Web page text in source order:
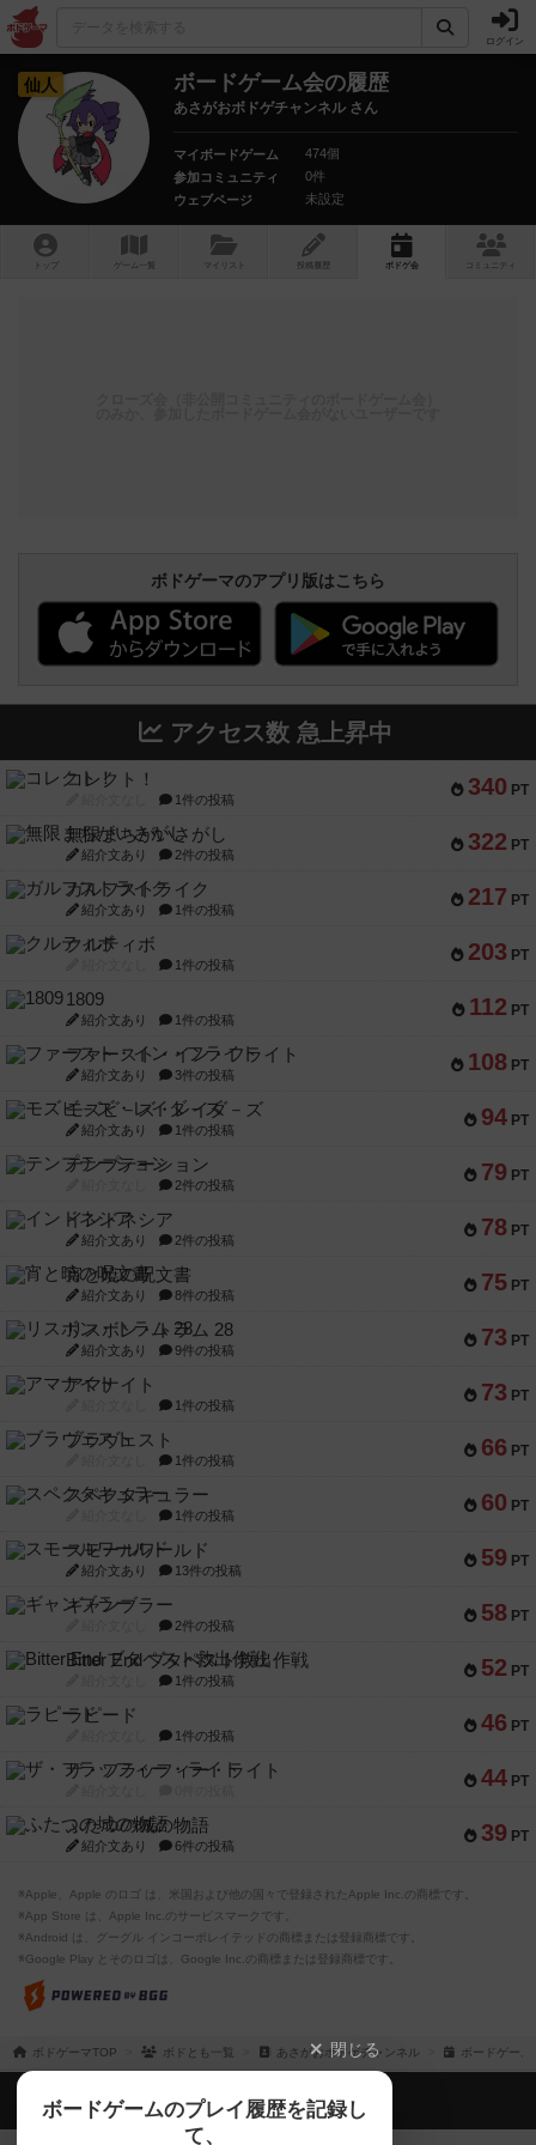
ログイン
仙人 ボードゲーム会の履歴
あさがおボドゲチャンネル さん
マイボードゲーム
474個
参加コミュニティ
0件
ウェブページ
未設定
トップ ゲーム一覧 マイリスト 投稿履歴 ボ ドゲ会 コミュニティ
ボドゲーマのアプリ版はこちら
アクセス数 急上昇中
340 PT
コレクト！
1件の投稿
322 PT
無限まちがいさがし
紹介文あり 2件の投稿
217 PT
ガルフストライク
紹介文あり 1件の投稿
203 PT
クルティボ
1件の投稿
112 PT
1809
紹介文あり 1件の投稿
108 PT
ファースト・イン・フライト
紹介文あり 3件の投稿
94 PT
モズビ－ズ・レイダ－ズ
紹介文あり 1件の投稿
79 PT
テンプテーション
2件の投稿
78 PT
インドネシア
紹介文あり 2件の投稿
75 PT
宵と暁の呪文書
紹介文あり 8件の投稿
73 PT
リスボン・トラム 28
紹介文あり 9件の投稿
73 PT
アマナイト
1件の投稿
66 PT
ブラヴェスト
1件の投稿
60 PT
スペクタキュラー
1件の投稿
59 PT
スモールワールド
紹介文あり 13件の投稿
58 PT
ギャンブラー
2件の投稿
52 PT
Bitter End ブタペスト救出作戦
1件の投稿
46 PT
ラピード
1件の投稿
44 PT
ザ・フラッフィー・ライト
39 PT
ふたつの城の物語
紹介文あり 6件の投稿
※Apple、Apple のロゴ は、米国および他の国々で登録されたApple Inc.の商標です。
※App Store は、Apple Inc.のサービスマークです。
※Android は、グーグル インコーポレイテッドの商標または登録商標です。
※Google Play とそのロゴは、Google Inc.の商標または登録商標です。
ボドゲーマTOP ボドとも一覧 あさがおボドゲチャンネル ボードゲーム
閉じる
ボードゲームのプレイ履歴を記録し
て、
ボドゲーマTOP